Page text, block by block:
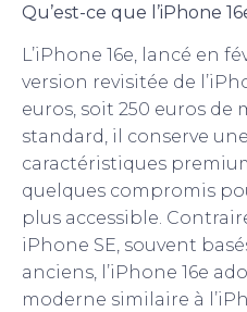
Qu’est-ce que l’iPhone
L’iPhone 16e, lancé en
version revisitée de
euros, soit 250 euros de
standard, il conserve
caractéristiques
quelques compromis
plus accessible.
iPhone SE, souvent
anciens, l’iPhone 16e
moderne similaire à